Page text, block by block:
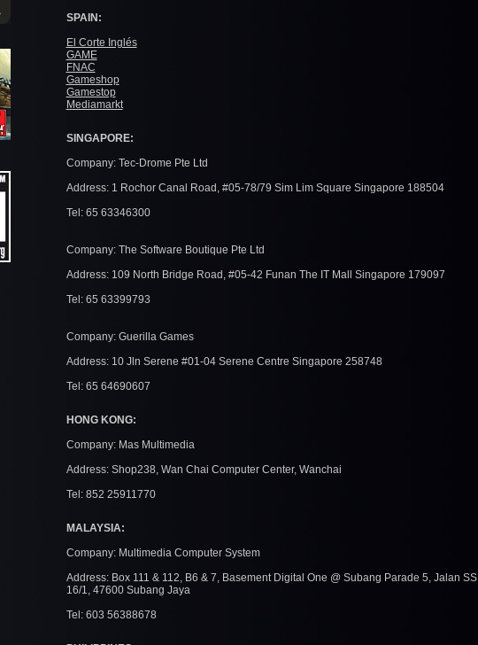
SPAIN:
El Corte Inglés
GAME
FNAC
Gameshop
Gamestop
Mediamarkt
SINGAPORE:
Company: Tec-Drome Pte Ltd
Address: 1 Rochor Canal Road, #05-78/79 Sim Lim Square Singapore 188504
Tel: 65 63346300
Company: The Software Boutique Pte Ltd
Address: 109 North Bridge Road, #05-42 Funan The IT Mall Singapore 179097
Tel: 65 63399793
Company: Guerilla Games
Address: 10 Jln Serene #01-04 Serene Centre Singapore 258748
Tel: 65 64690607
HONG KONG:
Company: Mas Multimedia
Address: Shop238, Wan Chai Computer Center, Wanchai
Tel: 852 25911770
MALAYSIA:
Company: Multimedia Computer System
Address: Box 111 & 112, B6 & 7, Basement Digital One @ Subang Parade 5, Jalan SS
16/1, 47600 Subang Jaya
Tel: 603 56388678